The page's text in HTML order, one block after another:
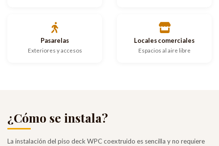
Pasarelas
Exteriores y accesos
Locales comerciales
Espacios al aire libre
¿Cómo se instala?
La instalación del piso deck WPC coextruido es sencilla y no requiere